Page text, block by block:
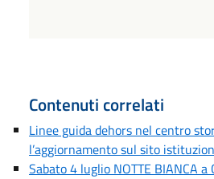
Contenuti correlati
Linee guida dehors nel centro
l’aggiornamento sul sito
Sabato 4 luglio NOTTE BIANCA a